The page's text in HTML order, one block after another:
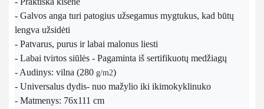
- Galvos anga turi patogius užsegamus mygtukus, kad būtų
lengva užsidėti
- Patvarus, purus ir labai malonus liesti
- Labai tvirtos siūlės - Pagaminta iš sertifikuotų medžiagų
- Audinys: vilna (280 g/m2)
- Universalus dydis- nuo mažylio iki ikimokyklinuko
- Matmenys: 76x111 cm